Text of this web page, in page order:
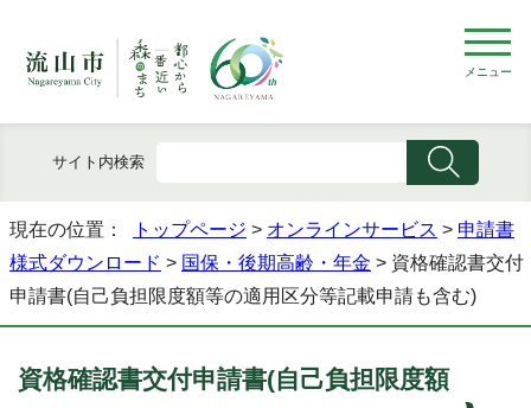
メニュー
サイト内検索
現在の位置： トップページ > オンラインサービス > 申請書
様式ダウンロード > 国保・後期高齢・年金 > 資格確認書交付
申請書(自己負担限度額等の適用区分等記載申請も含む)
資格確認書交付申請書(自己負担限度額